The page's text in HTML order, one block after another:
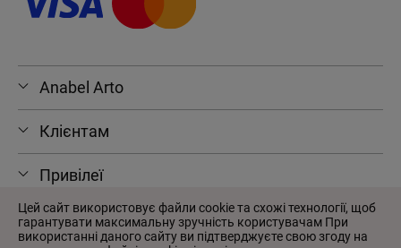
Anabel Arto
Клієнтам
Привілеї
Цей сайт використовує файли cookie та схожі технології, щоб
гарантувати максимальну зручність користувачам При
використанні даного сайту ви підтверджуєте свою згоду на